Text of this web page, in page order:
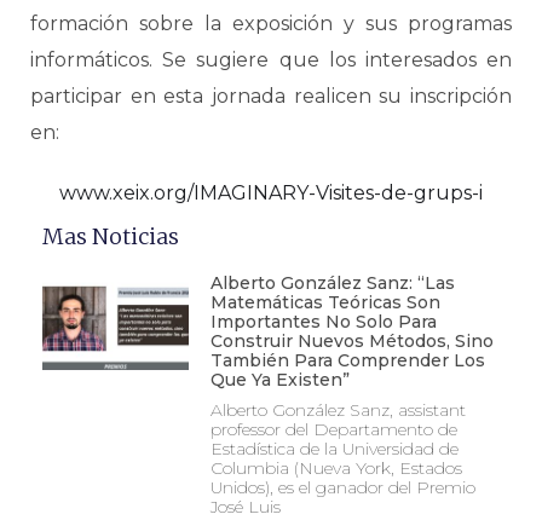
formación sobre la exposición y sus programas
informáticos. Se sugiere que los interesados en
participar en esta jornada realicen su inscripción
en:
www.xeix.org/IMAGINARY-Visites-de-grups-i
Mas Noticias
Alberto González Sanz: “Las
Matemáticas Teóricas Son
Importantes No Solo Para
Construir Nuevos Métodos, Sino
También Para Comprender Los
Que Ya Existen”
Alberto González Sanz, assistant
professor del Departamento de
Estadística de la Universidad de
Columbia (Nueva York, Estados
Unidos), es el ganador del Premio
José Luis